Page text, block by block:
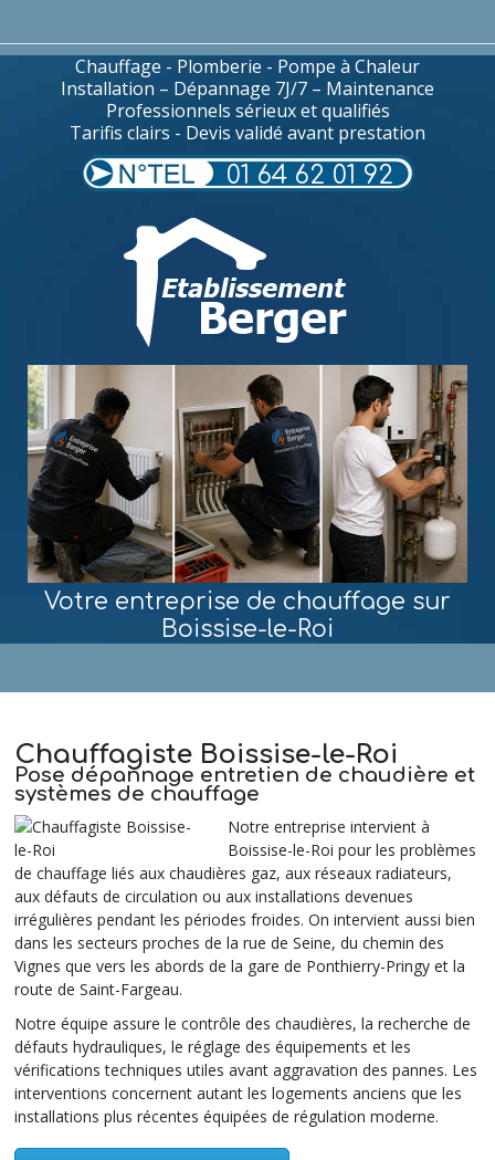
Chauffage - Plomberie - Pompe à Chaleur
Installation – Dépannage 7J/7 – Maintenance
Professionnels sérieux et qualifiés
Tarifis clairs - Devis validé avant prestation
01 64 62 01 92
Votre entreprise de chauffage sur
Boissise-le-Roi
Chauffagiste Boissise-le-Roi
Pose dépannage entretien de chaudière et
systèmes de chauffage
Notre entreprise intervient à
Boissise-le-Roi pour les problèmes
de chauffage liés aux chaudières gaz, aux réseaux radiateurs,
aux défauts de circulation ou aux installations devenues
irrégulières pendant les périodes froides. On intervient aussi bien
dans les secteurs proches de la rue de Seine, du chemin des
Vignes que vers les abords de la gare de Ponthierry-Pringy et la
route de Saint-Fargeau.
Notre équipe assure le contrôle des chaudières, la recherche de
défauts hydrauliques, le réglage des équipements et les
vérifications techniques utiles avant aggravation des pannes. Les
interventions concernent autant les logements anciens que les
installations plus récentes équipées de régulation moderne.